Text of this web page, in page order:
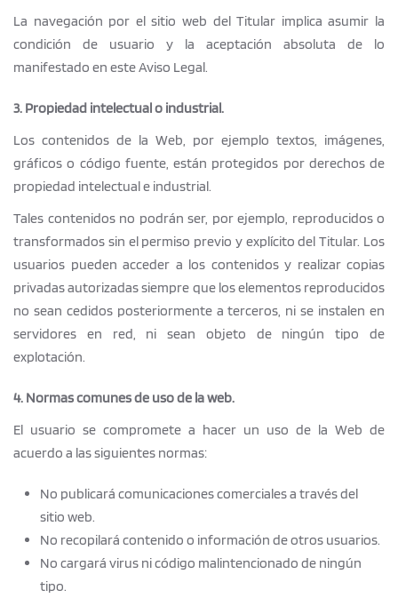
La navegación por el sitio web del Titular implica asumir la
condición de usuario y la aceptación absoluta de lo
manifestado en este Aviso Legal.
3. Propiedad intelectual o industrial.
Los contenidos de la Web, por ejemplo textos, imágenes,
gráficos o código fuente, están protegidos por derechos de
propiedad intelectual e industrial.
Tales contenidos no podrán ser, por ejemplo, reproducidos o
transformados sin el permiso previo y explícito del Titular. Los
usuarios pueden acceder a los contenidos y realizar copias
privadas autorizadas siempre que los elementos reproducidos
no sean cedidos posteriormente a terceros, ni se instalen en
servidores en red, ni sean objeto de ningún tipo de
explotación.
4. Normas comunes de uso de la web.
El usuario se compromete a hacer un uso de la Web de
acuerdo a las siguientes normas:
No publicará comunicaciones comerciales a través del
sitio web.
No recopilará contenido o información de otros usuarios.
No cargará virus ni código malintencionado de ningún
tipo.